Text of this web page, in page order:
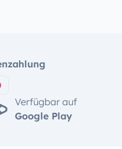
Verfügbar auf
Google Play